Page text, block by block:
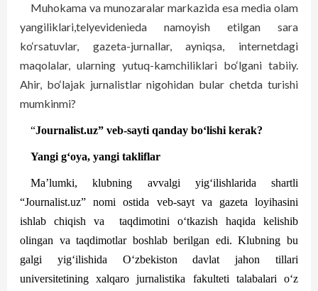
Muhokama va munozaralar markazida esa media olam
yangiliklari,telyevidenieda namoyish etilgan sara
ko‘rsatuvlar, gazeta-jurnallar, ayniqsa, internetdagi
maqolalar, ularning yutuq-kamchiliklari bo‘lgani tabiiy.
Ahir, bo‘lajak jurnalistlar nigohidan bular chetda turishi
mumkinmi?
“Journalist.uz” veb-sayti qanday bo‘lishi kerak?
Yangi g‘oya, yangi takliflar
Ma’lumki, klubning avvalgi yig‘ilishlarida shartli
“Journalist.uz” nomi ostida veb-sayt va gazeta loyi­hasini
ishlab chiqish va
taqdimotini o‘tkazish haqida kelishib
olingan va taqdimotlar boshlab berilgan edi. Klubning bu
galgi yig‘ilishida O‘zbekiston davlat jahon tillari
universitetining xalqaro jurnalistika fakulteti talabalari o‘z